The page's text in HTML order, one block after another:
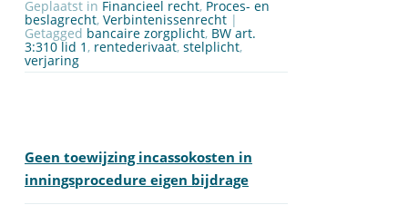
Geplaatst in Financieel recht, Proces- en
beslagrecht, Verbintenissenrecht
Getagged bancaire zorgplicht, BW art.
3:310 lid 1 , rentederivaat, stelplicht,
verjaring
Geen toewijzing incassokosten in
inningsprocedure eigen bijdrage